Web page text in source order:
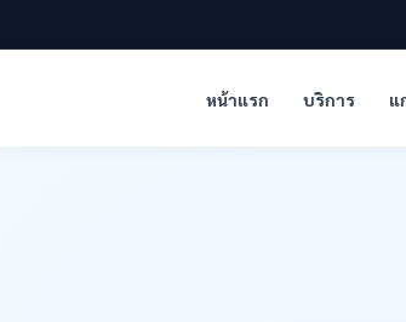
หน้าแรก บริการ แ